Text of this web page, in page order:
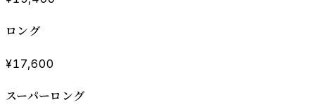
ロング
¥17,600
スーパーロング